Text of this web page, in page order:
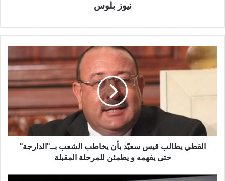
نيوز بلوس
القطي يطالب قيس سعيّد بأن يخاطب الشعب بــ"الدارجة"
حتى يفهمه و يطمئن للمرحلة المقبلة